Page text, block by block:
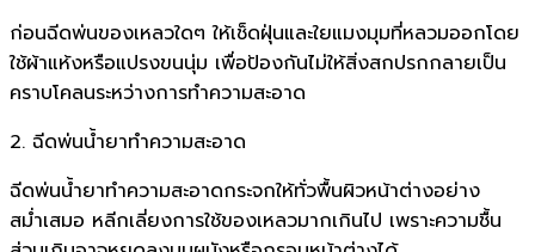
ก่อนฉีดพ่นของเหลวใดๆ ให้เช็ดฝุ่นและใยแมงมุมที่หลวมออกโดย
ใช้ผ้าแห้งหรือแปรงขนนุ่ม เพื่อป้องกันไม่ให้สิ่งสกปรกกลายเป็น
คราบโคลนระหว่างการทำความสะอาด
2. ฉีดพ่นน้ำยาทำความสะอาด
ฉีดพ่นน้ำยาทำความสะอาดกระจกให้ทั่วพื้นผิวหน้าต่างอย่าง
สม่ำเสมอ หลีกเลี่ยงการใช้ของเหลวมากเกินไป เพราะความชื้น